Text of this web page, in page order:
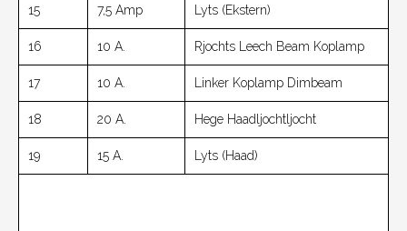
15 7,5 Amp Lyts (ekstern)
16 10 A. Rjochts Leech Beam Koplamp
17 10 A. Linker Koplamp Dimbeam
18 20 A. Hege Haadljochtljocht
19 15 A. Lyts (haad)